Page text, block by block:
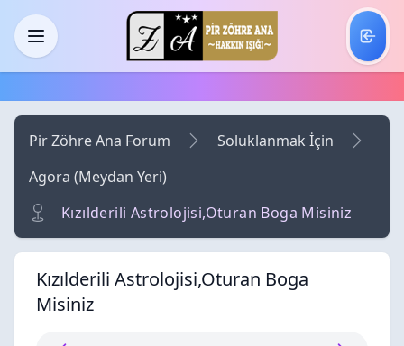
Skip to main content
Menü
Pir Zöhre Ana Forum
Soluklanmak İçin
Agora (Meydan Yeri)
Kızılderili Astrolojisi,Oturan Boga Misiniz
Kızılderili Astrolojisi,Oturan Boga
Misiniz